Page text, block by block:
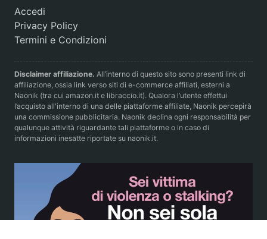
Accedi
Privacy Policy
Termini e Condizioni